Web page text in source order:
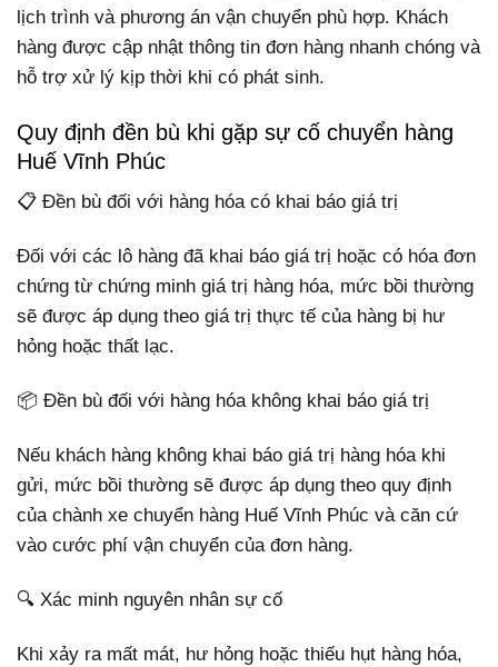
lịch trình và phương án vận chuyển phù hợp. Khách
hàng được cập nhật thông tin đơn hàng nhanh chóng và
hỗ trợ xử lý kịp thời khi có phát sinh.
Quy định đền bù khi gặp sự cố chuyển hàng
Huế Vĩnh Phúc
📋 Đền bù đối với hàng hóa có khai báo giá trị
Đối với các lô hàng đã khai báo giá trị hoặc có hóa đơn
chứng từ chứng minh giá trị hàng hóa, mức bồi thường
sẽ được áp dụng theo giá trị thực tế của hàng bị hư
hỏng hoặc thất lạc.
📦 Đền bù đối với hàng hóa không khai báo giá trị
Nếu khách hàng không khai báo giá trị hàng hóa khi
gửi, mức bồi thường sẽ được áp dụng theo quy định
của chành xe chuyển hàng Huế Vĩnh Phúc và căn cứ
vào cước phí vận chuyển của đơn hàng.
🔍 Xác minh nguyên nhân sự cố
Khi xảy ra mất mát, hư hỏng hoặc thiếu hụt hàng hóa,